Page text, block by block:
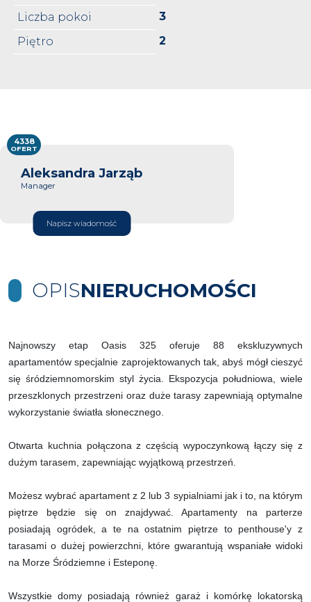
Liczba pokoi
3
Piętro
2
Aleksandra Jarząb
Manager
Napisz wiadomość
4338
OFERT
OPISNIERUCHOMOŚCI
Najnowszy etap Oasis 325 oferuje 88 ekskluzywnych
apartamentów specjalnie zaprojektowanych tak, abyś mógł cieszyć
się śródziemnomorskim styl życia. Ekspozycja południowa, wiele
przeszklonych przestrzeni oraz duże tarasy zapewniają optymalne
wykorzystanie światła słonecznego.
Otwarta kuchnia połączona z częścią wypoczynkową łączy się z
dużym tarasem, zapewniając wyjątkową przestrzeń.
Możesz wybrać apartament z 2 lub 3 sypialniami jak i to, na którym
piętrze będzie się on znajdywać. Apartamenty na parterze
posiadają ogródek, a te na ostatnim piętrze to penthouse'y z
tarasami o dużej powierzchni, które gwarantują wspaniałe widoki
na Morze Śródziemne i Esteponę.
Wszystkie domy posiadają również garaż i komórkę lokatorską